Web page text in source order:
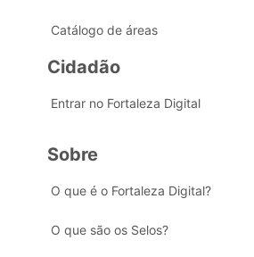
Catálogo de áreas
Cidadão
Entrar no Fortaleza Digital
Sobre
O que é o Fortaleza Digital?
O que são os Selos?